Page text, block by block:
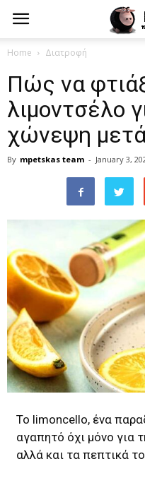
Home Διατροφή
Πώς να
λιμοντσέλο
χώνεψη
By mpetskas team - January 3,
Το limoncello, ένα
αγαπητό όχι μόνο για
αλλά και τα πεπτικά